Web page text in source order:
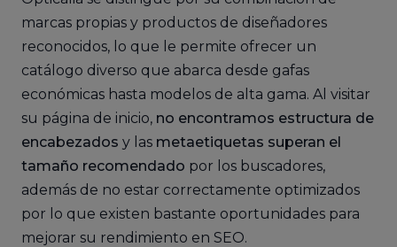
marcas propias y productos de diseñadores
reconocidos, lo que le permite ofrecer un
catálogo diverso que abarca desde gafas
económicas hasta modelos de alta gama. Al visitar
su página de inicio, no encontramos estructura de
encabezados y las metaetiquetas superan el
tamaño recomendado por los buscadores,
además de no estar correctamente optimizados
por lo que existen bastante oportunidades para
mejorar su rendimiento en SEO.